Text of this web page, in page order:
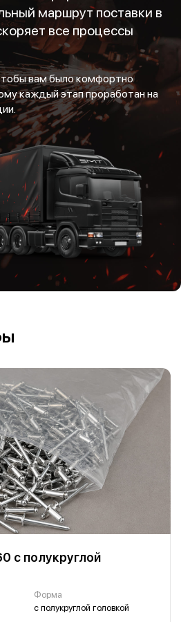
маршрут поставки в
все процессы
вам было комфортно
каждый этап проработан на
с полукруглой
Форма
с полукруглой головкой